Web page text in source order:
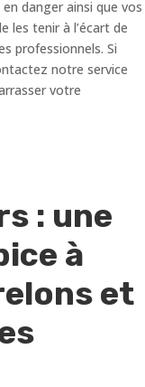
danger ainsi que vos
les tenir à l’écart de
professionnels. Si
notre service
votre
: une
à
et